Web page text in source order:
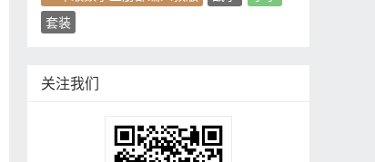
套装
关注我们